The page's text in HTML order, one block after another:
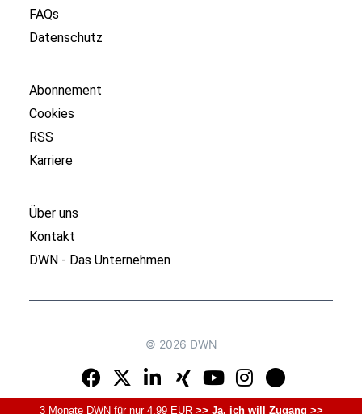
FAQs
Datenschutz
Abonnement
Cookies
RSS
Karriere
Über uns
Kontakt
DWN - Das Unternehmen
© 2026 DWN
3 Monate DWN für nur 4,99 EUR>> Ja, ich will Zugang >>